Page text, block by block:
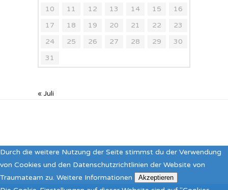
10
11 12 13 14 15
16
17
18 19 20 21 22
23
24
25 26 27 28 29
30
31
« Juli
Durch die weitere Nutzung der Seite stimmst du der Verwendung
von Cookies und den Datenschutzrichtlinien der Website von
Traumateam zu. Weitere Informationen Akzeptieren